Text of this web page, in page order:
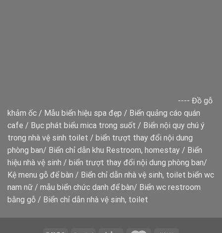
---- Đồ gỗ
khảm ốc / Mẫu biển hiệu spa đẹp / Biển quảng cáo quán
cafe / Bục phát biểu mica trong suốt / Biển nội quy chú ý
trong nhà vệ sinh toilet / biển trượt thay đổi nội dung
phòng ban/ Biển chỉ dẫn khu Restroom, homestay / Biển
hiệu nhà vệ sinh / biển trượt thay đổi nội dung phòng ban/
Kệ menu gỗ để bàn / Biển chỉ dẫn nhà vệ sinh, toilet biển wc
nam nữ / mẫu biển chức danh để bàn/ Biển wc restroom
bằng gỗ / Biển chỉ dẫn nhà vệ sinh, toilet